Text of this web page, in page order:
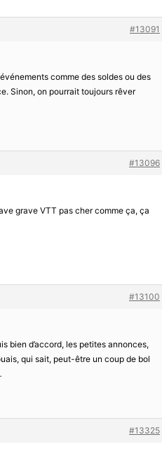
#13091
comme des soldes ou des
Sinon, on pourrait toujours rêver
#13096
grave VTT pas cher comme ça, ça
#13100
bien d’accord, les petites annonces,
qui sait, peut-être un coup de bol
#13325